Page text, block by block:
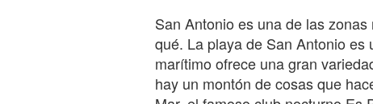
San Antonio es una de las
qué. La playa de San Antonio
marítimo ofrece una gran
hay un montón de cosas que